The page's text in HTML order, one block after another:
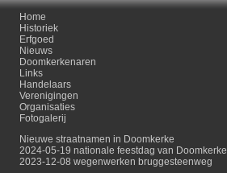
Home
Historiek
Erfgoed
Nieuws
Doomkerkenaren
Links
Handelaars
Verenigingen
Organisaties
Fotogalerij
Nieuwe straatnamen in Doomkerke
2024-05-19 nationale feestdag van Doomkerke
2023-12-08 wegenwerken bruggesteenweg